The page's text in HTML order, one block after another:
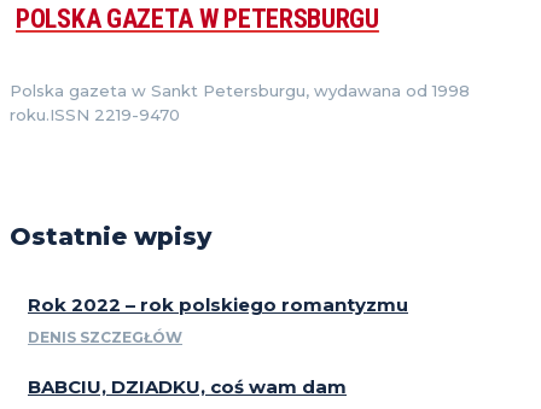
POLSKA GAZETA W PETERSBURGU
Polska gazeta w Sankt Petersburgu, wydawana od 1998
roku.ISSN 2219-9470
Ostatnie wpisy
Rok 2022 – rok polskiego romantyzmu
DENIS SZCZEGŁÓW
BABCIU, DZIADKU, coś wam dam